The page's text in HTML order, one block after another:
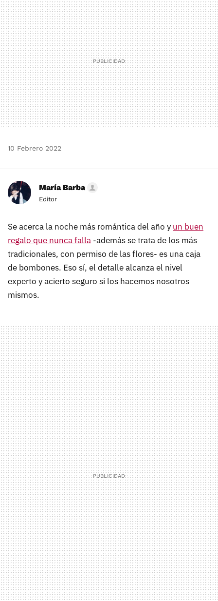
MAIL
10 Febrero 2022
María Barba
Editor
Se acerca la noche más romántica del año y un buen
regalo que nunca falla -además se trata de los más
tradicionales, con permiso de las flores- es una caja
de bombones. Eso sí, el detalle alcanza el nivel
experto y acierto seguro si los hacemos nosotros
mismos.